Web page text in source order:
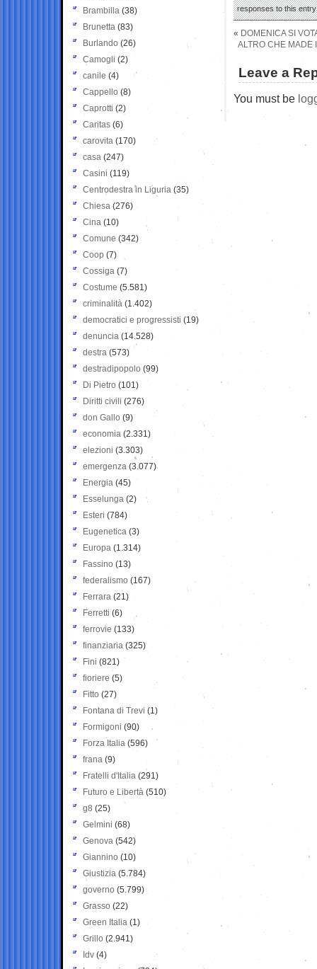
responses to this
« DOMENICA SI
ALTRO CHE MADE
Leave a
You must be
Brambilla (38)
Brunetta (83)
Burlando (26)
Camogli (2)
canile (4)
Cappello (8)
Caprotti (2)
Caritas (6)
carovita (170)
casa (247)
Casini (119)
Centrodestra in Liguria (35)
Chiesa (276)
Cina (10)
Comune (342)
Coop (7)
Cossiga (7)
Costume (5.581)
criminalità (1.402)
democratici e progressisti (19)
denuncia (14.528)
destra (573)
destradipopolo (99)
Di Pietro (101)
Diritti civili (276)
don Gallo (9)
economia (2.331)
elezioni (3.303)
emergenza (3.077)
Energia (45)
Esselunga (2)
Esteri (784)
Eugenetica (3)
Europa (1.314)
Fassino (13)
federalismo (167)
Ferrara (21)
Ferretti (6)
ferrovie (133)
finanziaria (325)
Fini (821)
fioriere (5)
Fitto (27)
Fontana di Trevi (1)
Formigoni (90)
Forza Italia (596)
frana (9)
Fratelli d'Italia (291)
Futuro e Libertà (510)
g8 (25)
Gelmini (68)
Genova (542)
Giannino (10)
Giustizia (5.784)
governo (5.799)
Grasso (22)
Green Italia (1)
Grillo (2.941)
Idv (4)